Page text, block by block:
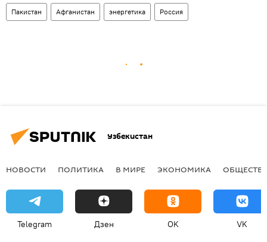
Пакистан Афганистан энергетика Россия
Узбекистан
НОВОСТИ ПОЛИТИКА В МИРЕ ЭКОНОМИКА
Telegram Дзен OK VK